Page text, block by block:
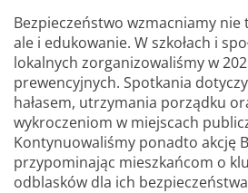
Bezpieczeństwo wzmacniamy
ale i edukowanie. W szkołach i
lokalnych zorganizowaliśmy w
prewencyjnych. Spotkania
hałasem, utrzymania porządku
wykroczeniom w miejscach
Kontynuowaliśmy ponadto akcję
przypominając mieszkańcom o
odblasków dla ich